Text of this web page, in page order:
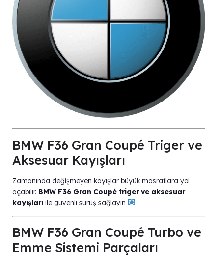
BMW F36 Gran Coupé Triger ve
Aksesuar Kayışları
Zamanında değişmeyen kayışlar büyük masraflara yol
açabilir. BMW F36 Gran Coupé triger ve aksesuar
kayışları ile güvenli sürüş sağlayın
BMW F36 Gran Coupé Turbo ve
Emme Sistemi Parçaları